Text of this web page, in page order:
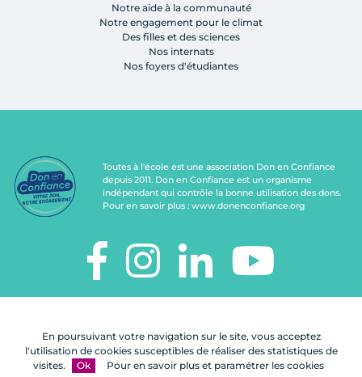
En poursuivant votre navigation sur le site, vous acceptez
l'utilisation de cookies susceptibles de réaliser des statistiques de
visites.
Ok Pour en savoir plus et paramétrer les cookies
Notre aide à la communauté
Notre engagement pour le climat
Des filles et des sciences
Nos internats
Nos foyers d'étudiantes
Toutes à l'école est une association Don en Confiance
depuis 2011. Don en Confiance est un organisme
indépendant qui contrôle la bonne utilisation des dons.
Pour en savoir plus : www.donenconfiance.org
92100 Boulogne-Billancourt